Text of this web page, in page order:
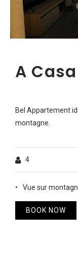
A
Bel Appartement
montagne.
4
Vue sur
BOOK NOW